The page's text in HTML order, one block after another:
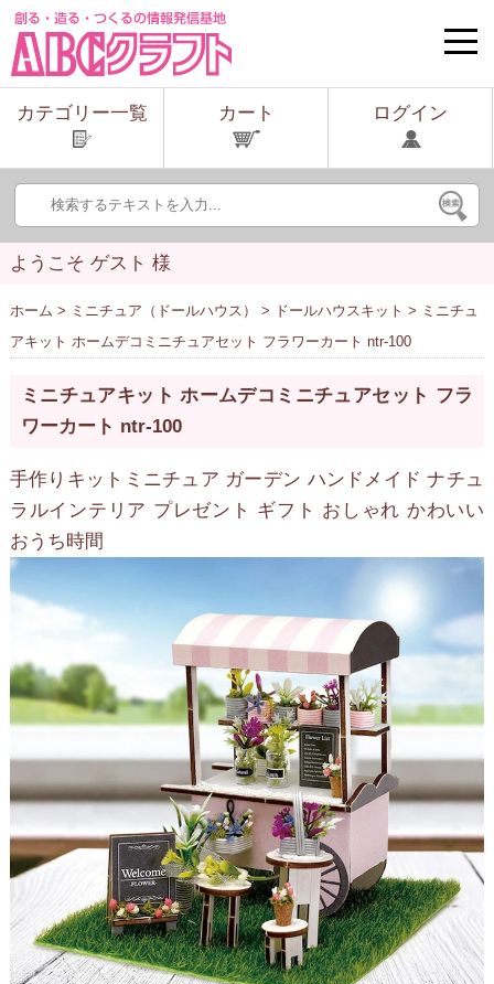
toggle
カテゴリー一覧
カート ログイン
ようこそ ゲスト 様
ホーム > ミニチュア（ドールハウス） > ドールハウスキット > ミニチュ
アキット ホームデコミニチュアセット フラワーカート ntr-100
ミニチュアキット ホームデコミニチュアセット フラ
ワーカート ntr-100
手作りキットミニチュア ガーデン ハンドメイド ナチュ
ラルインテリア プレゼント ギフト おしゃれ かわいい
おうち時間